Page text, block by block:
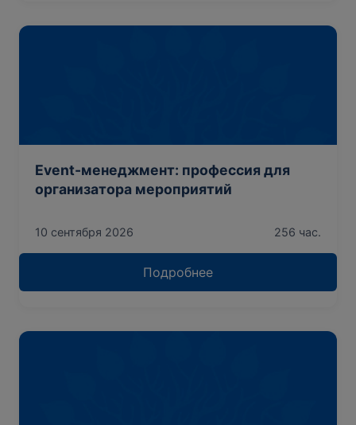
Event-менеджмент: профессия для
организатора мероприятий
10 сентября 2026 256 час.
Подробнее